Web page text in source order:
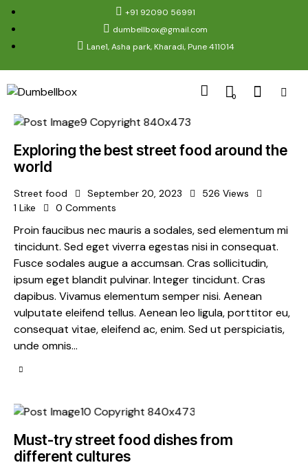
+91 92090 56991
dumbellbox@gmail.com
Lane1, Asha park, Kharadi, Pune 411014
0
Exploring the best street food around the
world
Street food September 20, 2023 526 Views
1 Like 0 Comments
Proin faucibus nec mauris a sodales, sed elementum mi
tincidunt. Sed eget viverra egestas nisi in consequat.
Fusce sodales augue a accumsan. Cras sollicitudin,
ipsum eget blandit pulvinar. Integer tincidunt. Cras
dapibus. Vivamus elementum semper nisi. Aenean
vulputate eleifend tellus. Aenean leo ligula, porttitor eu,
consequat vitae, eleifend ac, enim. Sed ut perspiciatis,
unde omnis…
Must-try street food dishes from
different cultures